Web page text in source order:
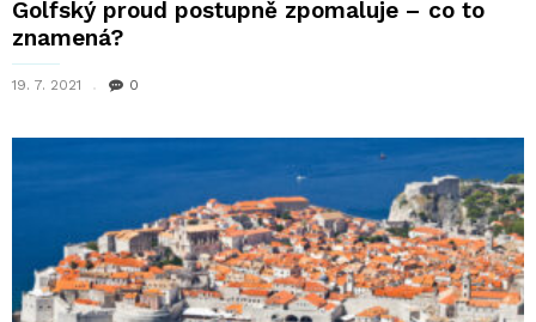
Golfský proud postupně zpomaluje – co to
znamená?
19. 7. 2021 0